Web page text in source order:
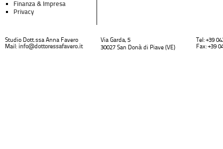
Finanza & Impresa
Privacy
Studio Dott.ssa Anna Favero
Mail: info@dottoressafavero.it
Via Garda, 5
30027 San Donà di Piave (VE)
Tel: +39
Fax: +39